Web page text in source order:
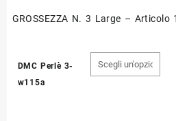
GROSSEZZA N. 3 Large – Articolo
DMC Perlè 3-
w115a